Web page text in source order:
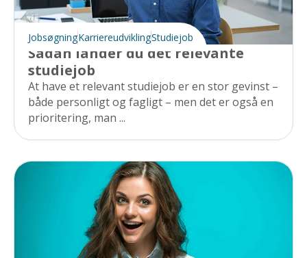
JobsøgningKarriereudviklingStudiejob
Sådan lander du det relevante
studiejob
At have et relevant studiejob er en stor gevinst –
både personligt og fagligt – men det er også en
prioritering, man ...